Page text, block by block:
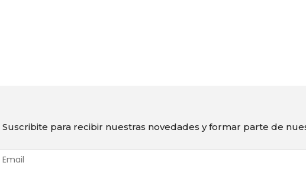
Suscribite para recibir nuestras novedades y formar parte de